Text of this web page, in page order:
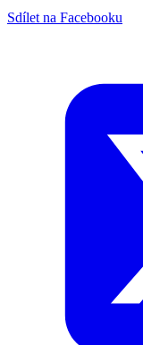
Sdílet na Facebooku